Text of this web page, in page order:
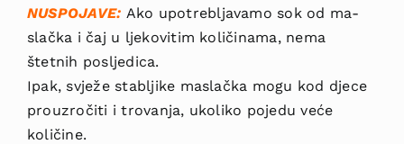
NUSPOJAVE: Ako upotrebljavamo sok od ma­
slačka i čaj u ljekovitim količinama, nema
štetnih posljedica.
Ipak, svježe stabljike ma­slačka mogu kod djece
prouzročiti i trovanja, ukoliko pojedu veće
količine.